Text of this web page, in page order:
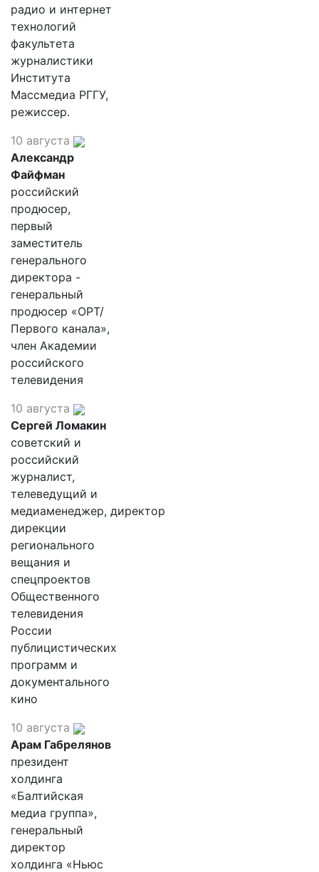
радио и интернет
технологий
факультета
журналистики
Института
Массмедиа РГГУ,
режиссер.
10 августа
Александр
Файфман
российский
продюсер,
первый
заместитель
генерального
директора -
генеральный
продюсер «ОРТ/
Первого канала»,
член Академии
российского
телевидения
10 августа
Сергей Ломакин
советский и
российский
журналист,
телеведущий и
медиаменеджер, директор
дирекции
регионального
вещания и
спецпроектов
Общественного
телевидения
России
публицистических
программ и
документального
кино
10 августа
Арам Габрелянов
президент
холдинга
«Балтийская
медиа группа»,
генеральный
директор
холдинга «Ньюс